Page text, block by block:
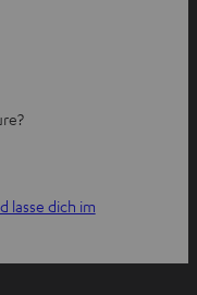
lasse dich im